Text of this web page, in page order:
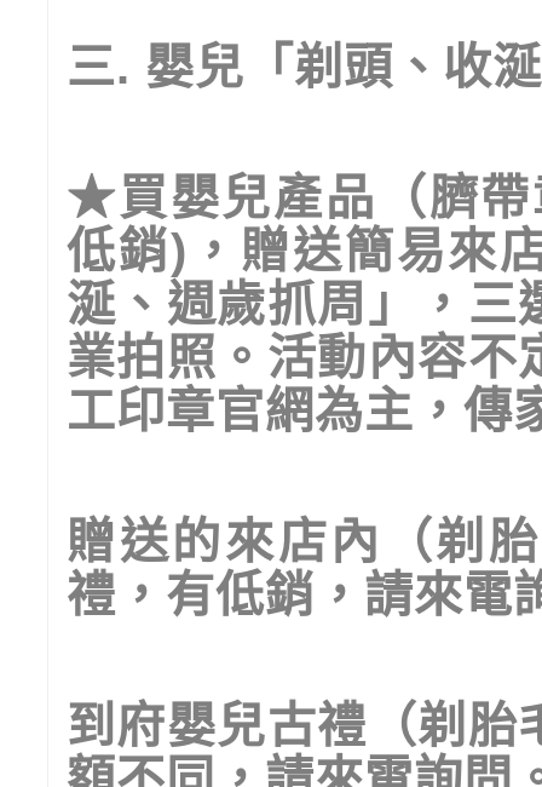
三. 嬰兒「剃頭、收
★買嬰兒產品（臍
低銷) ，贈送簡易來
涎、週歲抓周」，三
業拍照。活動內容不
工印章官網為主，傳
贈送的來店內（剃
禮，有低銷，請來電
到府嬰兒古禮（剃胎